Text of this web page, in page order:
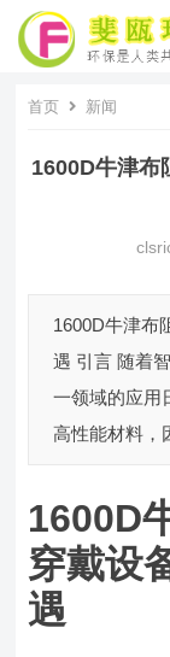
首页 新闻
1600D牛津布
1600D牛津布
遇 引言 随着
一领域的应用
高性能材料，
1600D
穿戴设
遇